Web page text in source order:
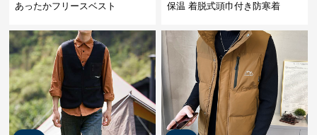
あったかフリースベスト
保温 着脱式頭巾付き防寒着